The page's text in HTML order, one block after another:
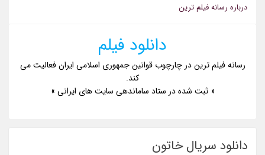
درباره رسانه فیلم ترین
دانلود فیلم
رسانه فیلم ترین در چارچوب قوانین جمهوری اسلامی ایران فعالیت می
کند.
« ثبت شده در ستاد ساماندهی سایت های ایرانی »
دانلود سریال خاتون